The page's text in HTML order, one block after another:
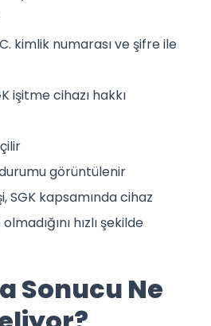
kimlik numarası ve şifre ile
işitme cihazı hakkı
görüntülenir
SGK kapsamında cihaz
hızlı şekilde
Sonucu Ne